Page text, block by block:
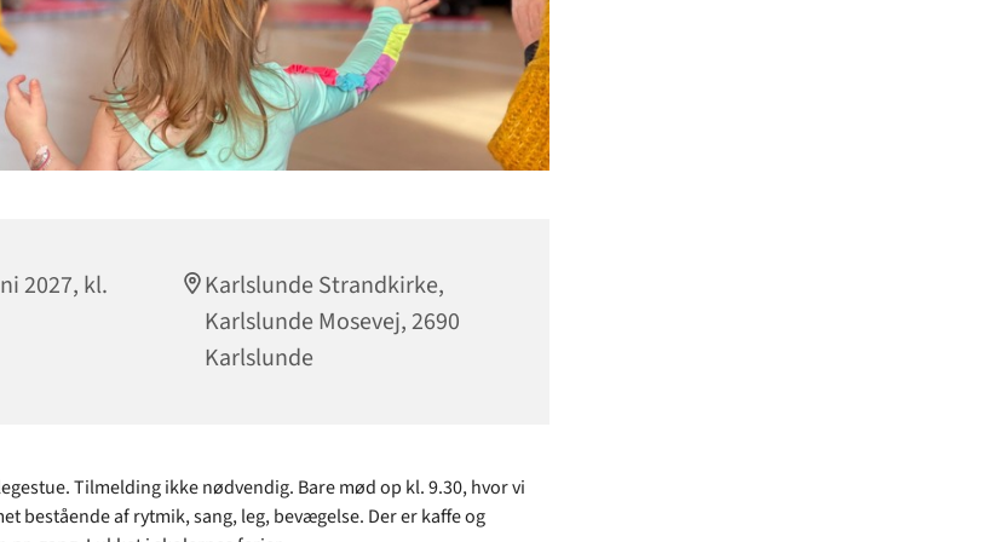
2027, kl.
Karlslunde Strandkirke,
Karlslunde Mosevej, 2690
Karlslunde
Tilmelding ikke nødvendig. Bare mød op kl. 9.30, hvor vi
bestående af rytmik, sang, leg, bevægelse. Der er kaffe og